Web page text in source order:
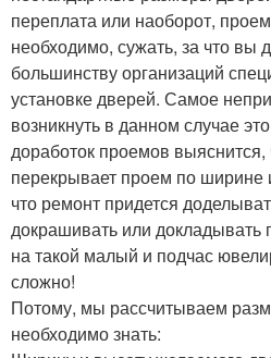
переплата или наоборот,
необходимо, сужать, за что вы
большинству организаций
установке дверей. Самое
возникнуть в данном случае
доработок проемов выяснится,
перекрывает проем по ширине
что ремонт придется
докрашивать или докладывать
на такой малый и подчас
сложно!
Потому, мы рассчитываем
необходимо знать: